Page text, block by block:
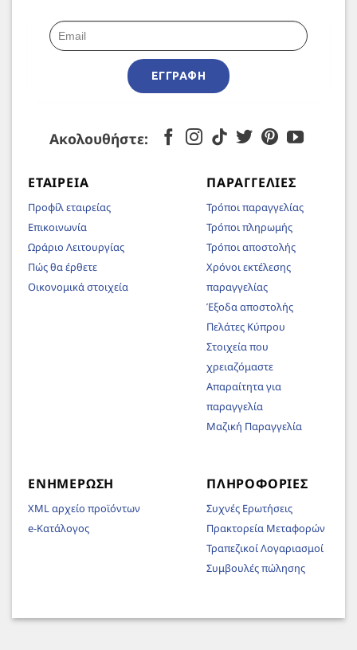
ΕΓΓΡΑΦΉ
Ακολουθήστε:
ΕΤΑΙΡΕΊΑ
Προφίλ εταιρείας
Επικοινωνία
Ωράριο Λειτουργίας
Πώς θα έρθετε
Οικονομικά στοιχεία
ΠΑΡΑΓΓΕΛΊΕΣ
Τρόποι παραγγελίας
Τρόποι πληρωμής
Τρόποι αποστολής
Χρόνοι εκτέλεσης
παραγγελίας
Έξοδα αποστολής
Πελάτες Κύπρου
Στοιχεία που
χρειαζόμαστε
Απαραίτητα για
παραγγελία
Μαζική Παραγγελία
ΕΝΗΜΈΡΩΣΗ
XML αρχείο προϊόντων
e-Κατάλογος
ΠΛΗΡΟΦΟΡΊΕΣ
Συχνές Ερωτήσεις
Πρακτορεία Μεταφορών
Τραπεζικοί Λογαριασμοί
Συμβουλές πώλησης